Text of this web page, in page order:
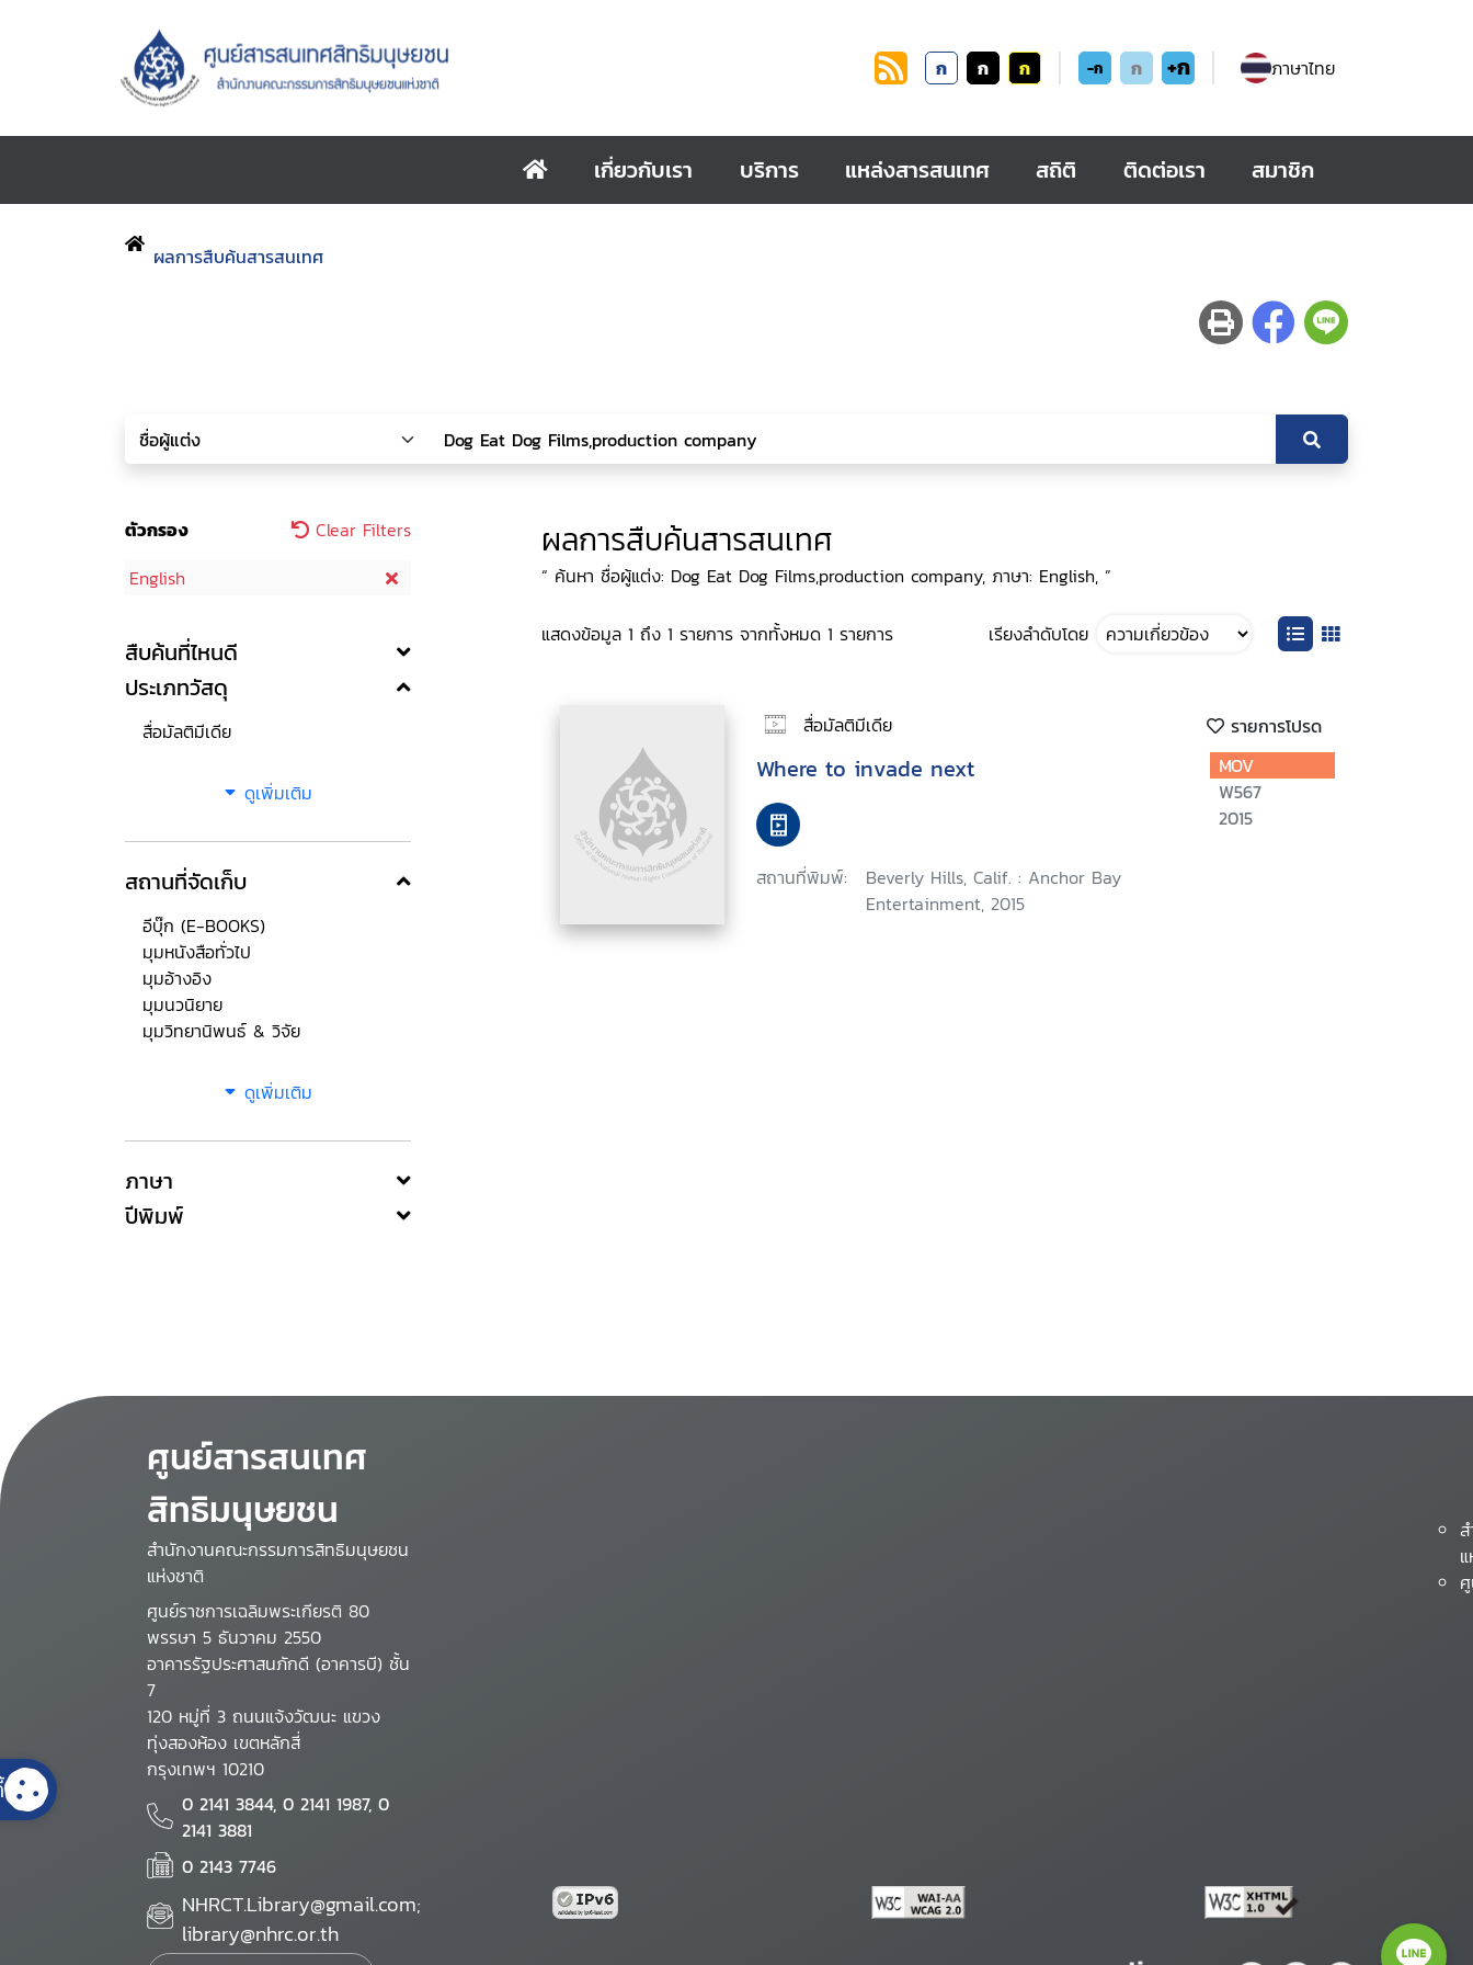
ก ก ก -ก ก +ก ภาษาไทย
เกี่ยวกับเรา บริการ แหล่งสารสนเทศ สถิติ ติดต่อเรา สมาชิก
ผลการสืบค้นสารสนเทศ
ตัวกรอง
Clear Filters
English
สืบค้นที่ไหนดี
ประเภทวัสดุ
สื่อมัลติมีเดีย
ดูเพิ่มเติม
สถานที่จัดเก็บ
อีบุ๊ก (E-BOOKS)
มุมหนังสือทั่วไป
มุมอ้างอิง
มุมนวนิยาย
มุมวิทยานิพนธ์ & วิจัย
ดูเพิ่มเติม
ภาษา
ปีพิมพ์
ผลการสืบค้นสารสนเทศ
“ ค้นหา ชื่อผู้แต่ง: Dog Eat Dog Films,production company, ภาษา: English, ”
แสดงข้อมูล 1 ถึง 1 รายการ จากทั้งหมด 1 รายการ เรียงลำดับโดย
สื่อมัลติมีเดีย รายการโปรด
Where to invade next
สถานที่พิมพ์:
Beverly Hills, Calif. : Anchor Bay
Entertainment, 2015
MOV
W567
2015
ศูนย์สารสนเทศ
สิทธิมนุษยชน
สำนักงานคณะกรรมการสิทธิมนุษยชน
แห่งชาติ
ศูนย์ราชการเฉลิมพระเกียรติ 80
พรรษา 5 ธันวาคม 2550
อาคารรัฐประศาสนภักดี (อาคารบี) ชั้น
7
120 หมู่ที่ 3 ถนนแจ้งวัฒนะ แขวง
ทุ่งสองห้อง เขตหลักสี่
กรุงเทพฯ 10210
0 2141 3844, 0 2141 1987, 0
2141 3881
0 2143 7746
NHRCT.Library@gmail.com;
library@nhrc.or.th